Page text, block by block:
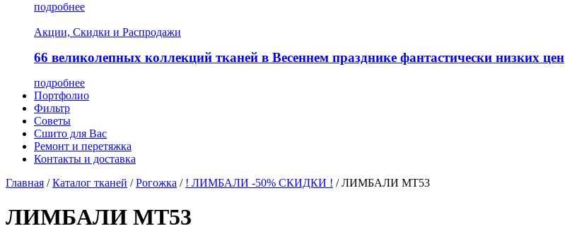
подробнее
Акции, Скидки и Распродажи
66 великолепных коллекций тканей в Весеннем празднике фантастически низких цен
подробнее
Портфолио
Фильтр
Советы
Сшито для Вас
Ремонт и перетяжка
Контакты и доставка
Главная / Каталог тканей / Рогожка / ! ЛИМБАЛИ -50% СКИДКИ ! / ЛИМБАЛИ MT53
ЛИМБАЛИ MT53